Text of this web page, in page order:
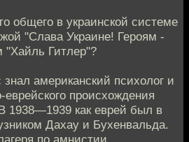
общего в украинской системе
"Слава Украине! Героям -
"Хайль Гитлер"?
знал американский психолог и
еврейского происхождения
1938—1939 как еврей был в
Дахау и Бухенвальда.
по амнистии,